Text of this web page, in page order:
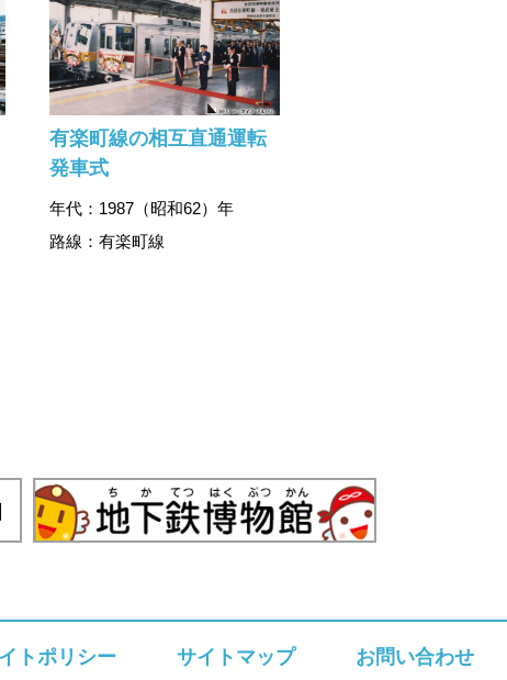
有楽町線の相互直通運転
発車式
年代：1987（昭和62）年
路線：有楽町線
トポリシー サイトマップ お問い合わせ